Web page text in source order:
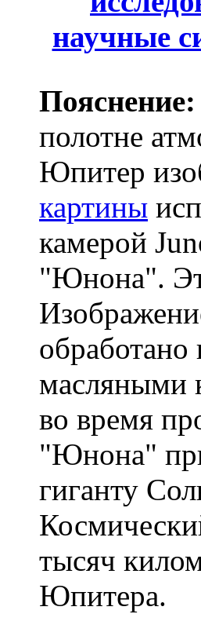
научные
Пояснение:
полотне
Юпитер
картины
камерой
"Юнона".
масляными
во время
"Юнона"
гиганту
тысяч
Юпитера.